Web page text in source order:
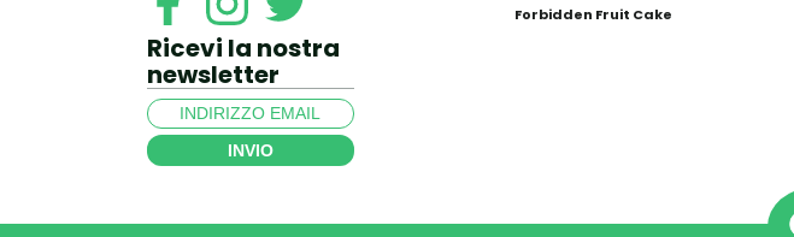
Ricevi la nostra
newsletter
INVIO
Forbidden Fruit Cake